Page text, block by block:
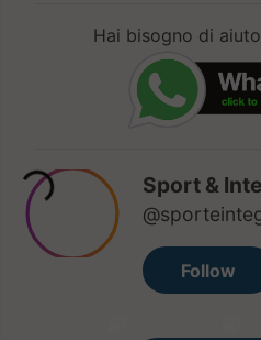
Hai bisogno di